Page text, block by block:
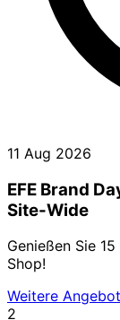
11 Aug 2026
EFE Brand
Site-Wide
Genießen Sie
Shop!
Weitere
2